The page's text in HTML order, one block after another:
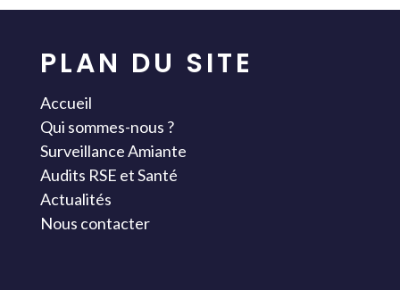
PLAN DU SITE
Accueil
Qui sommes-nous ?
Surveillance Amiante
Audits RSE et Santé
Actualités
Nous contacter